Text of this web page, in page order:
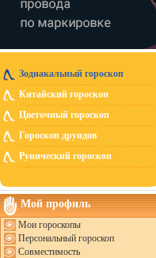
Зодиакальный гороскоп
Китайский гороскоп
Цветочный гороскоп
Гороскоп друидов
Рунический гороскоп
Мой профиль
Мои гороскопы
Персональный гороскоп
Совместимость